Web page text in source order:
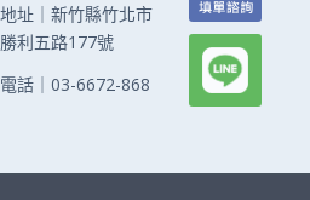
地址｜新竹縣竹北市
勝利五路177號
電話｜03-6672-868